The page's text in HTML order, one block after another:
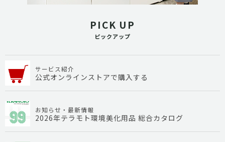
PICK UP
ピックアップ
サービス紹介
公式オンラインストアで購入する
お知らせ・最新情報
2026年テラモト環境美化用品 総合カタログ